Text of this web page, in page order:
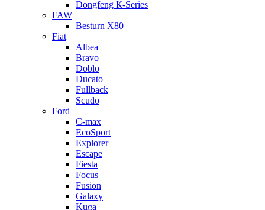
Dongfeng К-Series
FAW
Besturn Х80
Fiat
Albea
Bravo
Doblo
Ducato
Fullback
Scudo
Ford
C-max
EcoSport
Explorer
Escape
Fiesta
Focus
Fusion
Galaxy
Kuga